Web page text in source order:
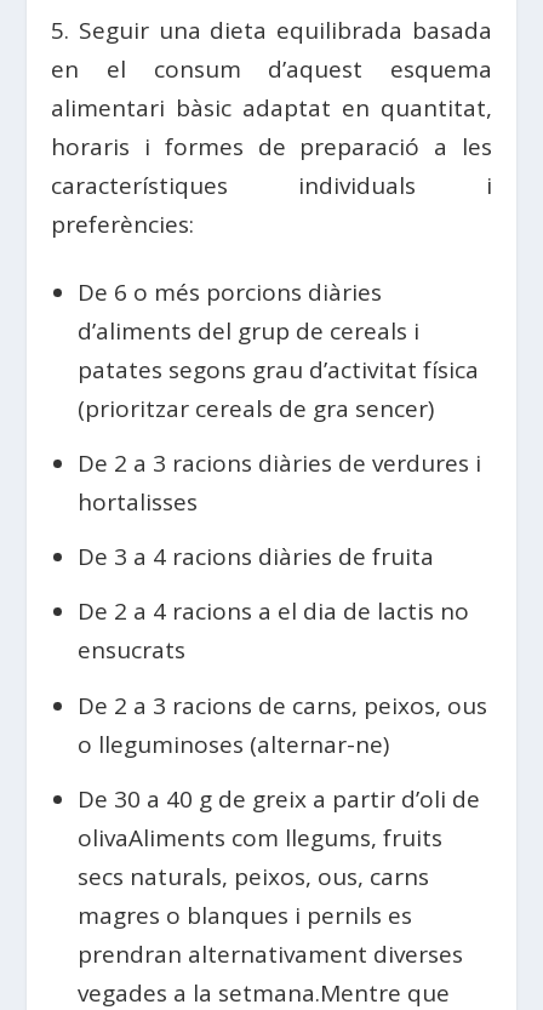
5. Seguir una dieta equilibrada basada
en el consum d’aquest esquema
alimentari bàsic adaptat en quantitat,
horaris i formes de preparació a les
característiques individuals i
preferències:
De 6 o més porcions diàries
d’aliments del grup de cereals i
patates segons grau d’activitat física
(prioritzar cereals de gra sencer)
De 2 a 3 racions diàries de verdures i
hortalisses
De 3 a 4 racions diàries de fruita
De 2 a 4 racions a el dia de lactis no
ensucrats
De 2 a 3 racions de carns, peixos, ous
o lleguminoses (alternar-ne)
De 30 a 40 g de greix a partir d’oli de
olivaAliments com llegums, fruits
secs naturals, peixos, ous, carns
magres o blanques i pernils es
prendran alternativament diverses
vegades a la setmana.Mentre que